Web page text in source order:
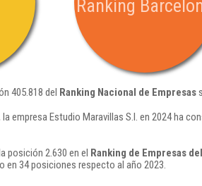
Ranking
405.818 del Ranking Nacional de Empresas
empresa Estudio Maravillas S.l. en 2024 ha
posición 2.630 en el Ranking de Empresas
en 34 posiciones respecto al año 2023.